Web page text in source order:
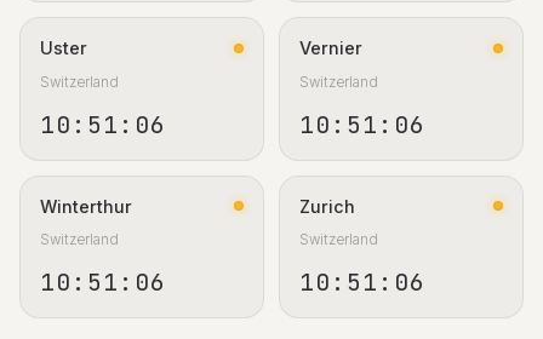
Uster
Switzerland
10:51:07
Vernier
Switzerland
10:51:07
Winterthur
Switzerland
10:51:07
Zurich
Switzerland
10:51:07